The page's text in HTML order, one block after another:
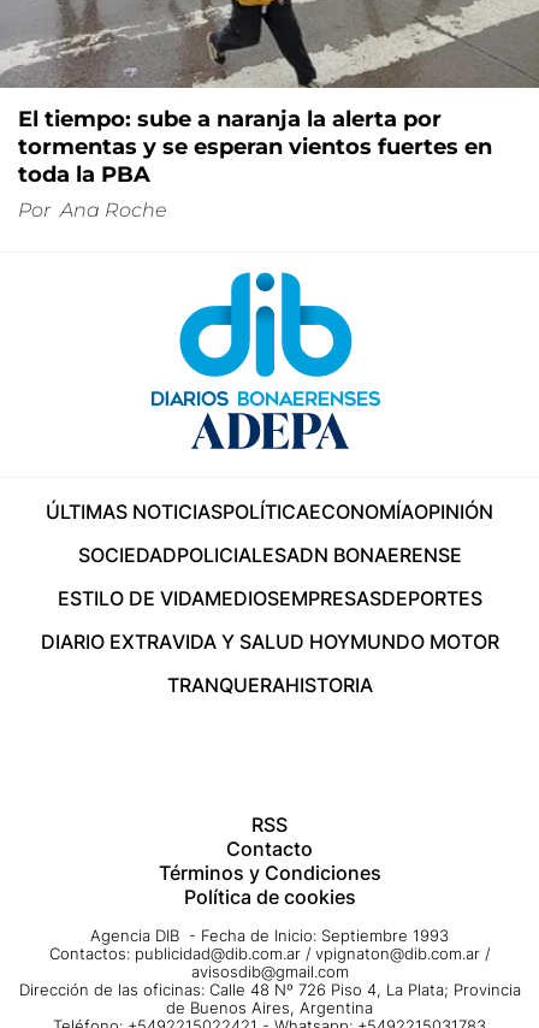
El tiempo: sube a naranja la alerta por
tormentas y se esperan vientos fuertes en
toda la PBA
Por Ana Roche
ÚLTIMAS NOTICIASPOLÍTICAECONOMÍAOPINIÓN
SOCIEDADPOLICIALESADN BONAERENSE
ESTILO DE VIDAMEDIOSEMPRESASDEPORTES
DIARIO EXTRAVIDA Y SALUD HOYMUNDO MOTOR
TRANQUERAHISTORIA
RSS
Contacto
Términos y Condiciones
Política de cookies
Agencia DIB - Fecha de Inicio: Septiembre 1993
Contactos: publicidad@dib.com.ar / vpignaton@dib.com.ar /
avisosdib@gmail.com
Dirección de las oficinas: Calle 48 Nº 726 Piso 4, La Plata; Provincia
de Buenos Aires, Argentina